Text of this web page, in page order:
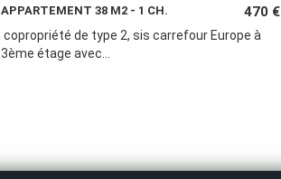
38 M2 - 1 CH. 470 €
de type 2, sis carrefour Europe à
étage avec...